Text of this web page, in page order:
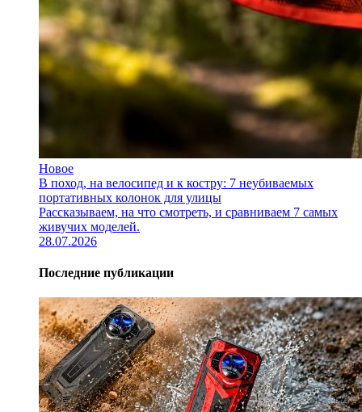
Новое
В поход, на велосипед и к костру: 7 неубиваемых
портативных колонок для улицы
Рассказываем, на что смотреть, и сравниваем 7 самых
живучих моделей.
28.07.2026
Последние публикации